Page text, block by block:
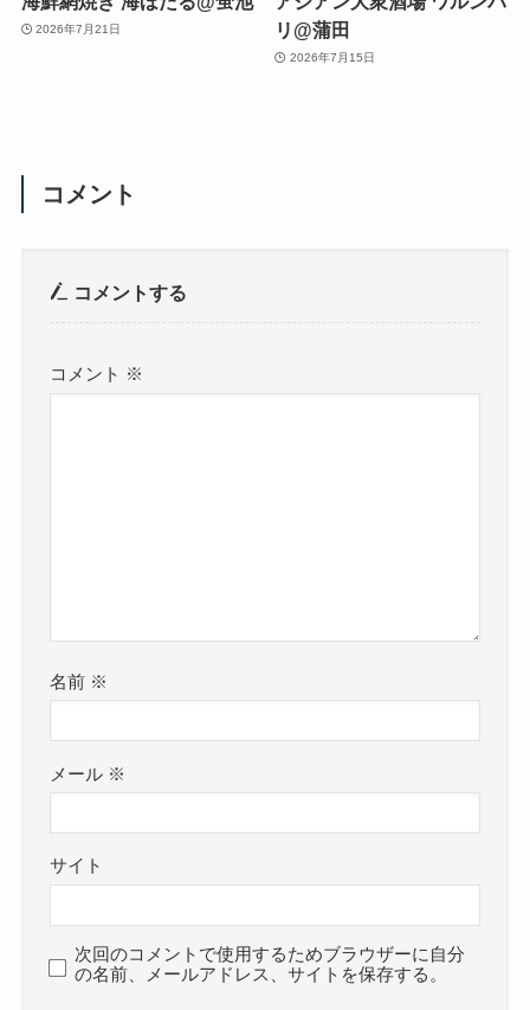
2026年7月21日
リ@蒲田
2026年7月15日
コメント
コメントする
コメント ※
名前 ※
メール ※
サイト
次回のコメントで使用するためブラウザーに自分
の名前、メールアドレス、サイトを保存する。